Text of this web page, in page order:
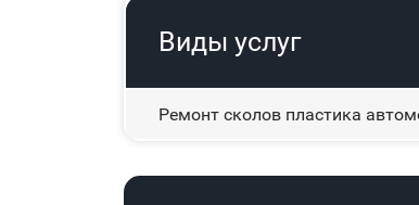
Виды услуг
Ремонт сколов пластика